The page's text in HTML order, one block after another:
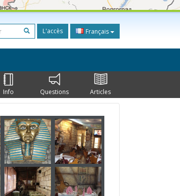
L'accès Français
Info Questions Articles